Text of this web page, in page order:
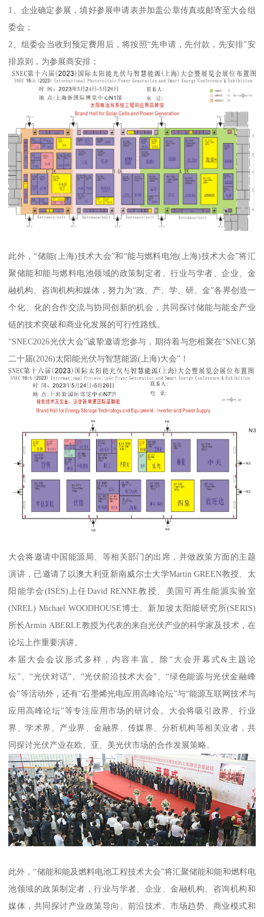
1、企业确定参展，填好参展申请表并加盖公章传真或邮寄至大会组
委会；
2、组委会当收到预定费用后，将按照“先申请，先付款，先安排”安
排原则，为参展商安排；
此外，“储能(上海)技术大会”和“能与燃料电池(上海)技术大会”将汇
聚储能和能与燃料电池领域的政策制定者、行业与学者、企业、金
融机构、咨询机构和媒体，努力为“政、产、学、研、金”各界创造一
个化、化的合作交流与协同创新的机会，共同探讨储能与能全产业
链的技术突破和商业化发展的可行性路线。
“SNEC2026光伏大会”诚挚邀请您参与，期待着与您相聚在“SNEC第
二十届(2026)太阳能光伏与智慧能源(上海)大会”！
大会将邀请中国能源局、等相关部门的出席，并做政策方面的主题
演讲，已邀请了以澳大利亚新南威尔士大学Martin GREEN教授、太
阳能学会(ISES)上任David RENNE教授、美国可再生能源实验室
(NREL) Michael WOODHOUSE博士、新加坡太阳能研究所(SERIS)
所长Armin ABERLE教授为代表的来自光伏产业的科学家及技术，在
论坛上作重要演讲。
本届大会会议形式多样，内容丰富。除“大会开幕式&主题论
坛”、“光伏对话”、“光伏前沿技术大会”、“绿色能源与光伏金融峰
会”等活动外，还有“石墨烯光电应用高峰论坛”与“能源互联网技术与
应用高峰论坛”等专注应用市场的研讨会。大会将吸引政界、行业
界、学术界、产业界、金融界、传媒界、分析机构等相关业者，共
同探讨光伏产业在欧、亚、美光伏市场的合作发展策略。
此外，“储能和能及燃料电池工程技术大会”将汇聚储能和能和燃料电
池领域的政策制定者，行业与学者、企业、金融机构、咨询机构和
媒体，共同探讨产业政策导向、前沿技术、市场趋势、商业模式和